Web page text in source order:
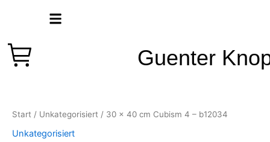
Guenter
Start / Unkategorisiert / 30 x 40 cm Cubism 4 – b12034
Unkategorisiert
cm
Cubism